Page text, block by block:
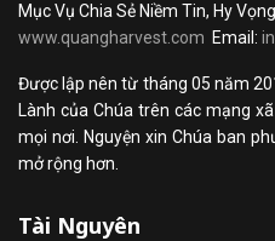
Mục Vụ Chia Sẻ Niềm Tin, Hy
www.quangharvest.com Email:
Được lập nên từ tháng 05 năm
Lành của Chúa trên các mạng
mọi nơi. Nguyện xin Chúa ban
mở rộng hơn.
Tài Nguyên